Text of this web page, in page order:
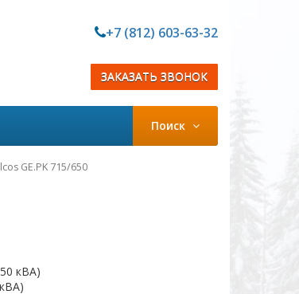
+7 (812) 603-63-32
ЗАКАЗАТЬ ЗВОНОК
Поиск
GE.PK 715/650
кВА)